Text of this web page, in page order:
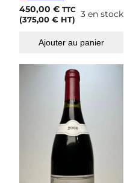
450,00€ TTC
(375,00€ HT) 3 en stock
Ajouter au panier